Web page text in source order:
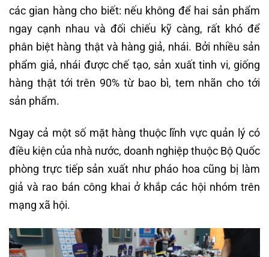
các gian hàng cho biết: nếu không để hai sản phẩm
ngay cạnh nhau và đối chiếu kỹ càng, rất khó để
phân biệt hàng thật và hàng giả, nhái. Bởi nhiều sản
phẩm giả, nhái được chế tạo, sản xuất tinh vi, giống
hàng thật tới trên 90% từ bao bì, tem nhãn cho tới
sản phẩm.
Ngay cả một số mặt hàng thuộc lĩnh vực quản lý có
điều kiện của nhà nước, doanh nghiệp thuộc Bộ Quốc
phòng trực tiếp sản xuất như pháo hoa cũng bị làm
giả và rao bán công khai ở khắp các hội nhóm trên
mạng xã hội.